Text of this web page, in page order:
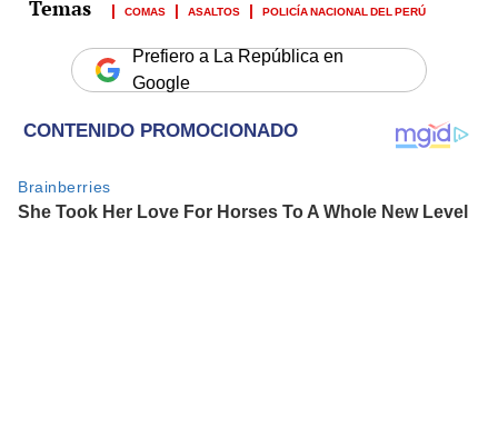
COMAS ASALTOS POLICÍA NACIONAL DEL PERÚ
Prefiero a La República en
Google